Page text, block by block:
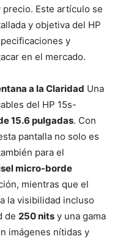
Este artículo se
y objetiva del HP
y
en el mercado.
a la Claridad Una
del HP 15s-
15.6 pulgadas. Con
pantalla no solo es
para el
micro-borde
mientras que el
la visibilidad incluso
de 250 nits y una gama
imágenes nítidas y